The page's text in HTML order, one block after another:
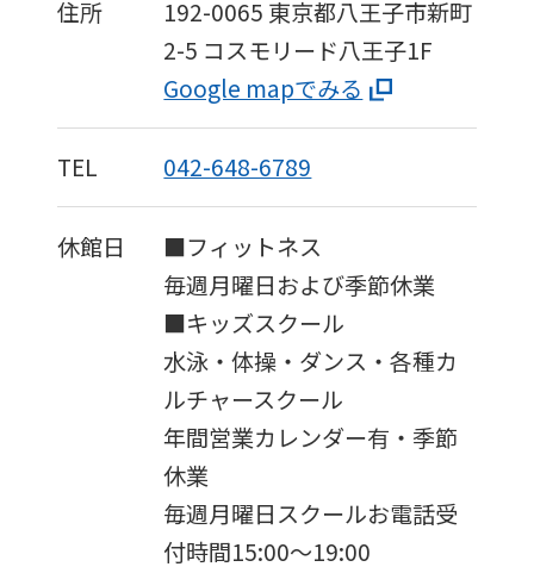
住所 192-0065 東京都八王子市新町
2-5 コスモリード八王子1F
Google mapでみる
TEL 042-648-6789
休館日
■フィットネス
毎週月曜日および季節休業
■キッズスクール
水泳・体操・ダンス・各種カ
ルチャースクール
年間営業カレンダー有・季節
休業
毎週月曜日スクールお電話受
付時間15:00〜19:00
if
you
use
an
automatic
translation
service,
the
Japanese
version
of
this
will
be